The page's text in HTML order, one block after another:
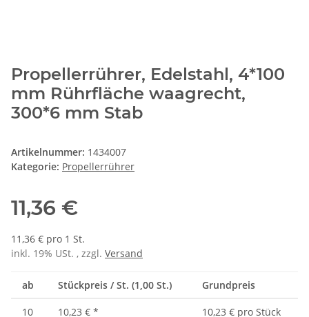
Propellerrührer, Edelstahl, 4*100
mm Rührfläche waagrecht,
300*6 mm Stab
Artikelnummer: 1434007
Kategorie: Propellerrührer
11,36 €
11,36 € pro 1 St.
inkl. 19% USt. , zzgl. Versand
ab Stückpreis / St. (1,00 St.) Grundpreis
10 10,23 € * 10,23 € pro Stück